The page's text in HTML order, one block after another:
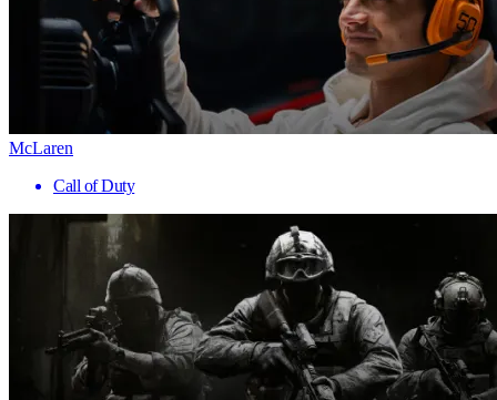
McLaren
Call of Duty